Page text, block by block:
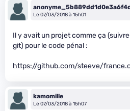
Le 07/03/2018 à 15h01
Il y avait un projet comme ça
git) pour le code pénal :
https://github.com/steeve/
kamomille
Le 07/03/2018 à 15h07